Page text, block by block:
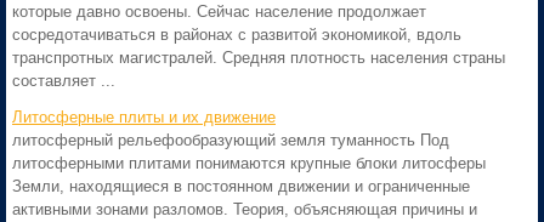
которые давно освоены. Сейчас население продолжает
сосредотачиваться в районах с развитой экономикой, вдоль
транспротных магистралей. Средняя плотность населения страны
составляет ...
Литосферные плиты и их движение
литосферный рельефообразующий земля туманность Под
литосферными плитами понимаются крупные блоки литосферы
Земли, находящиеся в постоянном движении и ограниченные
активными зонами разломов. Теория, объясняющая причины и